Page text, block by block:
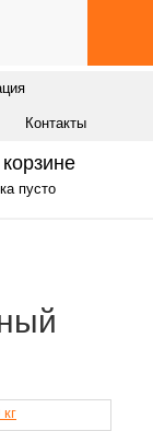
Контакты
пусто